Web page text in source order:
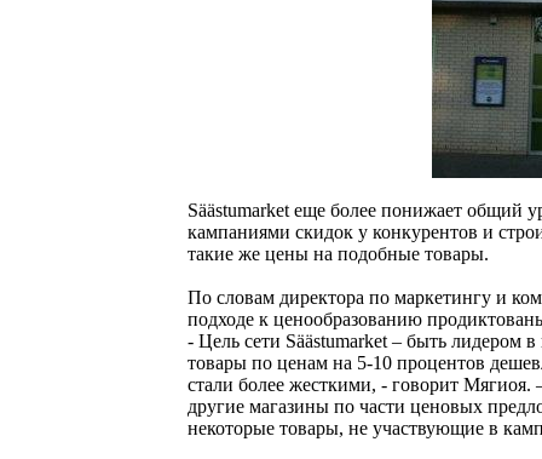
Säästumarket еще более понижает общий
кампаниями скидок у конкурентов и
такие же цены на подобные товары.
По словам директора по маркетингу и
подходе к ценообразованию
- Цель сети Säästumarket – быть лидером
товары по ценам на 5-10 процентов
стали более жесткими, - говорит
другие магазины по части ценовых
некоторые товары, не участвующие в